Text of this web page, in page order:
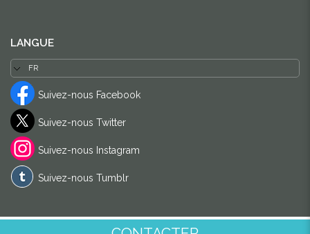
LANGUE
Suivez-nous Facebook
Suivez-nous Twitter
Suivez-nous Instagram
Suivez-nous Tumblr